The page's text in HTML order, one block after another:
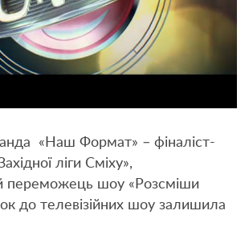
«Наш Формат» – фіналіст-
ліги Сміху»,
переможець шоу «Розсміши
до телевізійних шоу залишила